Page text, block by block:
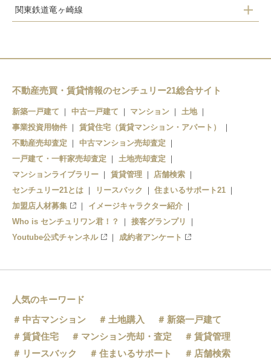
龍ケ崎市駅
関東鉄道竜ヶ崎線
入地駅
竜ヶ崎駅
不動産売買・賃貸情報のセンチュリー21総合サイト
新築一戸建て 中古一戸建て マンション
土地
事業投資用物件
賃貸住宅（賃貸マンション・アパート）
不動産売却査定
中古マンション売却査定
一戸建て・一軒家売却査定
土地売却査定
マンションライブラリー
賃貸管理
店舗検索
センチュリー21とは
リースバック
住まいるサポート21
加盟店人材募集
イメージキャラクター紹介
Who is センチュリワン君！？
接客グランプリ
Youtube公式チャンネル
成約者アンケート
人気のキーワード
中古マンション
土地購入
新築一戸建て
賃貸住宅
マンション売却・査定
賃貸管理
リースバック
住まいるサポート
店舗検索